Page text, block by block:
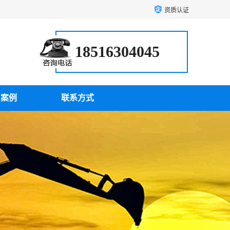
资质认证
18516304045
例 联系方式